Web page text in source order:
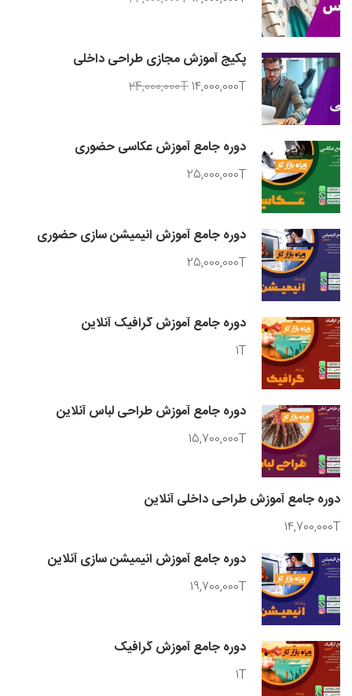
پکیج آموزش مجازی طراحی داخلی
24,000,000T14,000,000T
دوره جامع آموزش عکاسی حضوری
25,000,000T
دوره جامع آموزش انیمیشن سازی حضوری
25,000,000T
دوره جامع آموزش گرافیک آنلاین
1T
دوره جامع آموزش طراحی لباس آنلاین
15,700,000T
دوره جامع آموزش طراحی داخلی آنلاین
14,700,000T
دوره جامع آموزش انیمیشن سازی آنلاین
19,700,000T
دوره جامع آموزش گرافیک
1T